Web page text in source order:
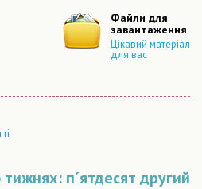
Файли для
завантаження
Цікавий матеріал
для вас
п´ятдесят другий